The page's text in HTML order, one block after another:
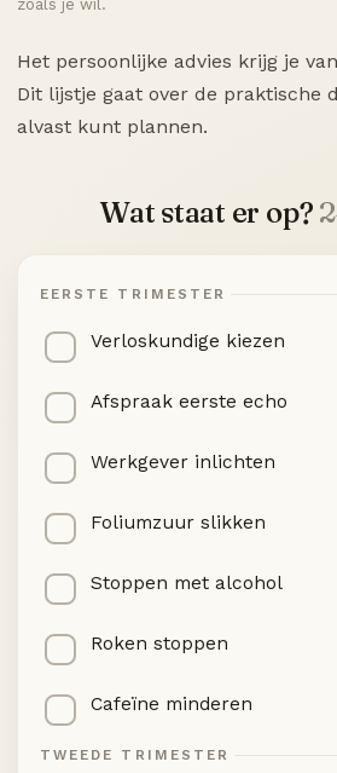
zoals je wil.
Het persoonlijke advies krijg je
Dit lijstje gaat over de praktische
alvast kunt plannen.
Wat staat er op?
EERSTE TRIMESTER
Verloskundige kiezen
Afspraak eerste echo
Werkgever inlichten
Foliumzuur slikken
Stoppen met alcohol
Roken stoppen
Cafeïne minderen
TWEEDE TRIMESTER